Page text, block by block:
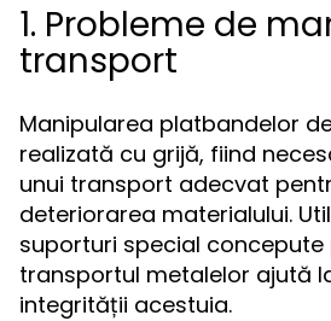
1. Probleme de
transport
Manipularea platbandelor
realizată cu grijă, fiind
unui transport adecvat
deteriorarea materialului.
suporturi special concepute
transportul metalelor ajută
integrității acestuia.